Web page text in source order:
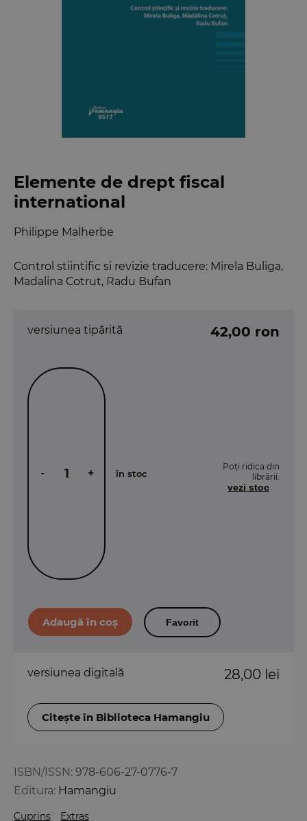
Elemente de drept fiscal
international
Control stiintific si revizie traducere: Mirela Buliga,
Madalina Cotrut, Radu Bufan
Philippe Malherbe
ISBN/ISSN: 978-606-27-0776-7
Editura: Hamangiu
Cuprins Extras
versiunea tipărită 42,00 ron
- + în stoc
Poți ridica din
librării.
vezi stoc
Favorit
versiunea digitală 28,00 lei
Citește în Biblioteca Hamangiu